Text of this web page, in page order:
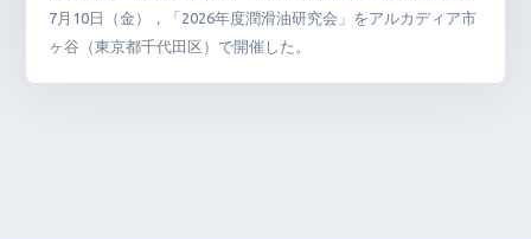
7月10日（金），「2026年度潤滑油研究会」をアルカディア市
ヶ谷（東京都千代田区）で開催した。